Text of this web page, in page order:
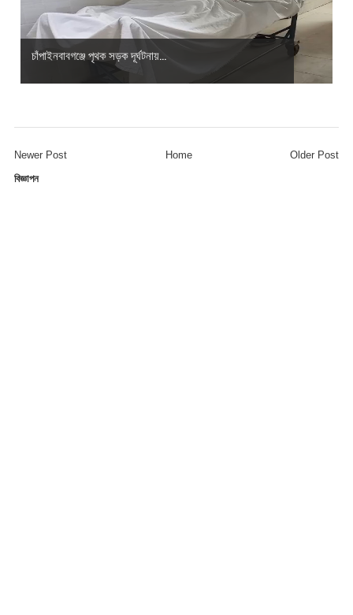
চাঁপাইনবাবগঞ্জে পৃথক সড়ক দূর্ঘটনায়...
Newer Post Older Post
Home
বিজ্ঞাপন